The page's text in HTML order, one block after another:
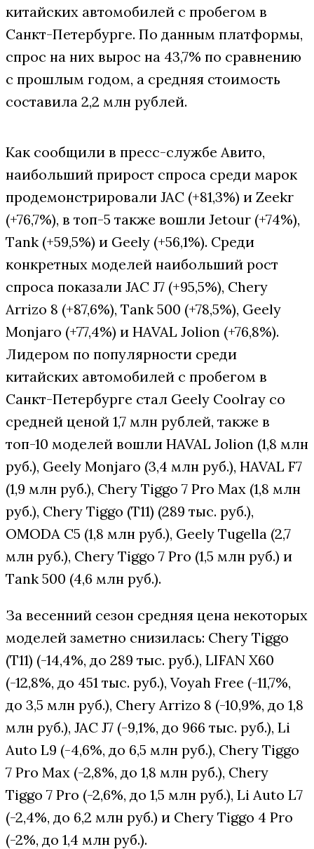
китайских автомобилей с пробегом в
Санкт-Петербурге. По данным платформы,
спрос на них вырос на 43,7% по сравнению
с прошлым годом, а средняя стоимость
составила 2,2 млн рублей.
Как сообщили в пресс-службе Авито,
наибольший прирост спроса среди марок
продемонстрировали JAC (+81,3%) и Zeekr
(+76,7%), в топ-5 также вошли Jetour (+74%),
Tank (+59,5%) и Geely (+56,1%). Среди
конкретных моделей наибольший рост
спроса показали JAC J7 (+95,5%), Chery
Arrizo 8 (+87,6%), Tank 500 (+78,5%), Geely
Monjaro (+77,4%) и HAVAL Jolion (+76,8%).
Лидером по популярности среди
китайских автомобилей с пробегом в
Санкт-Петербурге стал Geely Coolray со
средней ценой 1,7 млн рублей, также в
топ-10 моделей вошли HAVAL Jolion (1,8 млн
руб.), Geely Monjaro (3,4 млн руб.), HAVAL F7
(1,9 млн руб.), Chery Tiggo 7 Pro Max (1,8 млн
руб.), Chery Tiggo (T11) (289 тыс. руб.),
OMODA C5 (1,8 млн руб.), Geely Tugella (2,7
млн руб.), Chery Tiggo 7 Pro (1,5 млн руб.) и
Tank 500 (4,6 млн руб.).
За весенний сезон средняя цена некоторых
моделей заметно снизилась: Chery Tiggo
(T11) (-14,4%, до 289 тыс. руб.), LIFAN X60
(-12,8%, до 451 тыс. руб.), Voyah Free (-11,7%,
до 3,5 млн руб.), Chery Arrizo 8 (-10,9%, до 1,8
млн руб.), JAC J7 (-9,1%, до 966 тыс. руб.), Li
Auto L9 (-4,6%, до 6,5 млн руб.), Chery Tiggo
7 Pro Max (-2,8%, до 1,8 млн руб.), Chery
Tiggo 7 Pro (-2,6%, до 1,5 млн руб.), Li Auto L7
(-2,4%, до 6,2 млн руб.) и Chery Tiggo 4 Pro
(-2%, до 1,4 млн руб.).